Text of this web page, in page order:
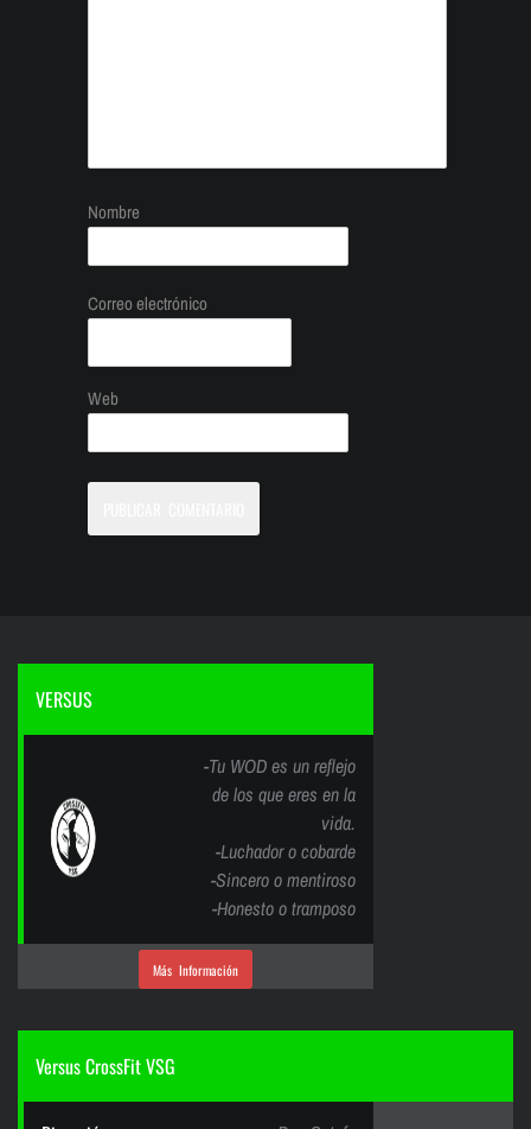
Nombre
Correo electrónico
Web
VERSUS
-Tu WOD es un reflejo
de los que eres en la
vida.
-Luchador o cobarde
-Sincero o mentiroso
-Honesto o tramposo
Más Información
Versus CrossFit VSG